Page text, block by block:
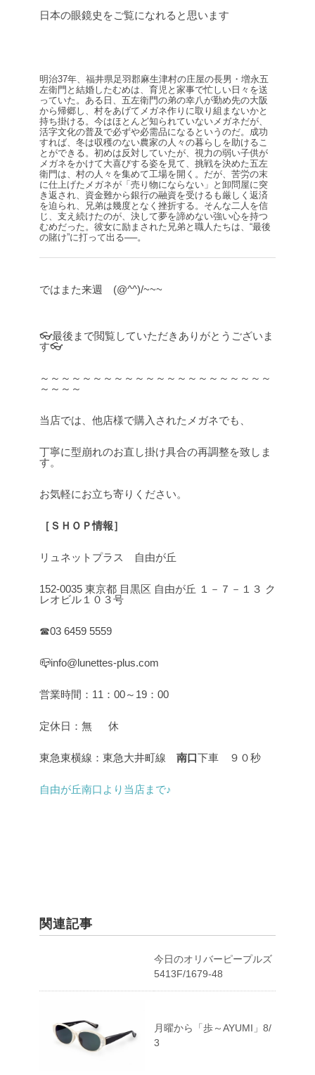
日本の眼鏡史をご覧になれると思います
明治37年、福井県足羽郡麻生津村の庄屋の長男・増永五
左衛門と結婚したむめは、育児と家事で忙しい日々を送
っていた。ある日、五左衛門の弟の幸八が勤め先の大阪
から帰郷し、村をあげてメガネ作りに取り組まないかと
持ち掛ける。今はほとんど知られていないメガネだが、
活字文化の普及で必ずや必需品になるというのだ。成功
すれば、冬は収穫のない農家の人々の暮らしを助けるこ
とができる。初めは反対していたが、視力の弱い子供が
メガネをかけて大喜びする姿を見て、挑戦を決めた五左
衛門は、村の人々を集めて工場を開く。だが、苦労の末
に仕上げたメガネが「売り物にならない」と卸問屋に突
き返され、資金難から銀行の融資を受けるも厳しく返済
を迫られ、兄弟は幾度となく挫折する。そんな二人を信
じ、支え続けたのが、決して夢を諦めない強い心を持つ
むめだった。彼女に励まされた兄弟と職人たちは、“最後
の賭け”に打って出る──。
ではまた来週 (@^^)/~~~
👓最後まで閲覧していただきありがとうございま
す👓
～～～～～～～～～～～～～～～～～～～～～～
～～～～
当店では、他店様で購入されたメガネでも、
丁寧に型崩れのお直し掛け具合の再調整を致しま
す。
お気軽にお立ち寄りください。
［ＳＨＯＰ情報］
リュネットプラス 自由が丘
152-0035 東京都 目黒区 自由が丘 １－７－１３ ク
レオビル１０３号
☎03 6459 5559
📪info@lunettes-plus.com
営業時間：11：00～19：00
定休日：無 休
東急東横線：東急大井町線 南口下車 ９０秒
自由が丘南口より当店まで♪
関連記事
今日のオリバーピープルズ
5413F/1679-48
月曜から「歩～AYUMI」8/
3